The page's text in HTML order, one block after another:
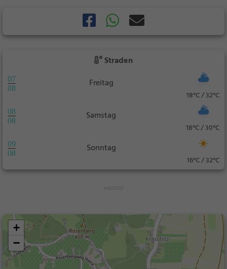
Straden
07
08
Freitag
18°C / 32°C
08
08
Samstag
18°C / 30°C
09
08
Sonntag
16°C / 32°C
+
−